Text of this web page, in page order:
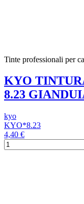
Tinte professionali per
KYO
8.23
kyo
KYO*8.23
4,40 €